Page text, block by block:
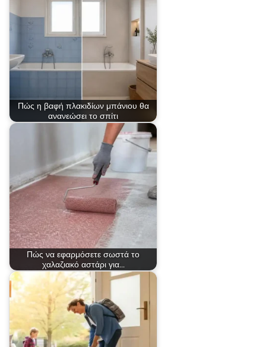
Πώς η βαφή πλακιδίων μπάνιου θα
ανανεώσει το σπίτι
Πώς να εφαρμόσετε σωστά το
χαλαζιακό αστάρι για…